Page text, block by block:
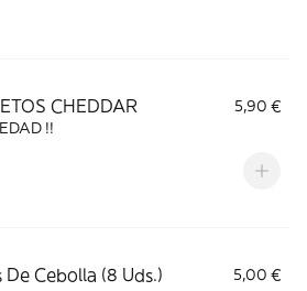
CHEDDAR
5,90 €
!!
De Cebolla (8 Uds.) 5,00 €